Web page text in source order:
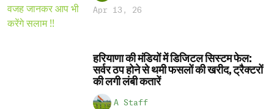
Apr 13, 26
हरियाणा की मंडियों में डिजिटल सिस्टम फेल:
सर्वर ठप होने से थमी फसलों की खरीद, ट्रैक्टरों
की लगी लंबी कतारें
A Staff